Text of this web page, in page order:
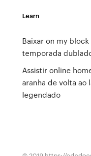
Learn
Baixar on my block
temporada
Assistir online
aranha de volta ao
legendado